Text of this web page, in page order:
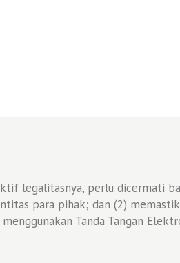
legalitasnya, perlu dicermati
para pihak; dan (2)
Tanda Tangan